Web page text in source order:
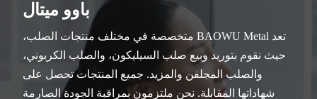
باوو ميتال
تعد BAOWU Metal متخصصة في مختلف منتجات الصلب،
حيث نقوم بتوريد وبيع صلب السيليكون، والصلب الكربوني،
والصلب المجلفن والمزيد. جميع المنتجات تحصل على
شهاداتها المقابلة. نحن ملتزمون بمراقبة الجودة الصارمة